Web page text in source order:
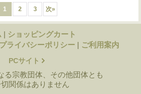
1 2 3 次»
| ショッピングカート
ライバシーポリシー | ご利用案内
PCサイト
る宗教団体、その他団体とも
関係はありません